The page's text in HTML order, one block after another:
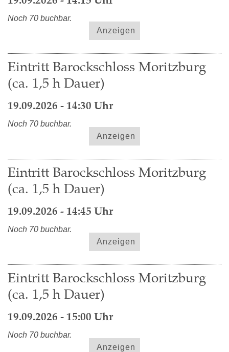
Noch 70 buchbar.
Anzeigen
Eintritt Barockschloss Moritzburg
(ca. 1,5 h Dauer)
19.09.2026 - 14:30 Uhr
Noch 70 buchbar.
Anzeigen
Eintritt Barockschloss Moritzburg
(ca. 1,5 h Dauer)
19.09.2026 - 14:45 Uhr
Noch 70 buchbar.
Anzeigen
Eintritt Barockschloss Moritzburg
(ca. 1,5 h Dauer)
19.09.2026 - 15:00 Uhr
Noch 70 buchbar.
Anzeigen